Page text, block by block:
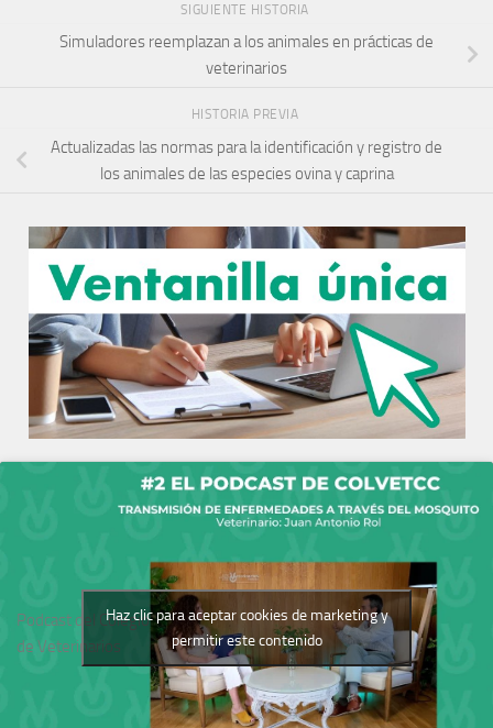
SIGUIENTE HISTORIA
Simuladores reemplazan a los animales en prácticas de
veterinarios
HISTORIA PREVIA
Actualizadas las normas para la identificación y registro de
los animales de las especies ovina y caprina
Podcast del Colegio
de Veterinarios
Haz clic para aceptar cookies de marketing y
permitir este contenido